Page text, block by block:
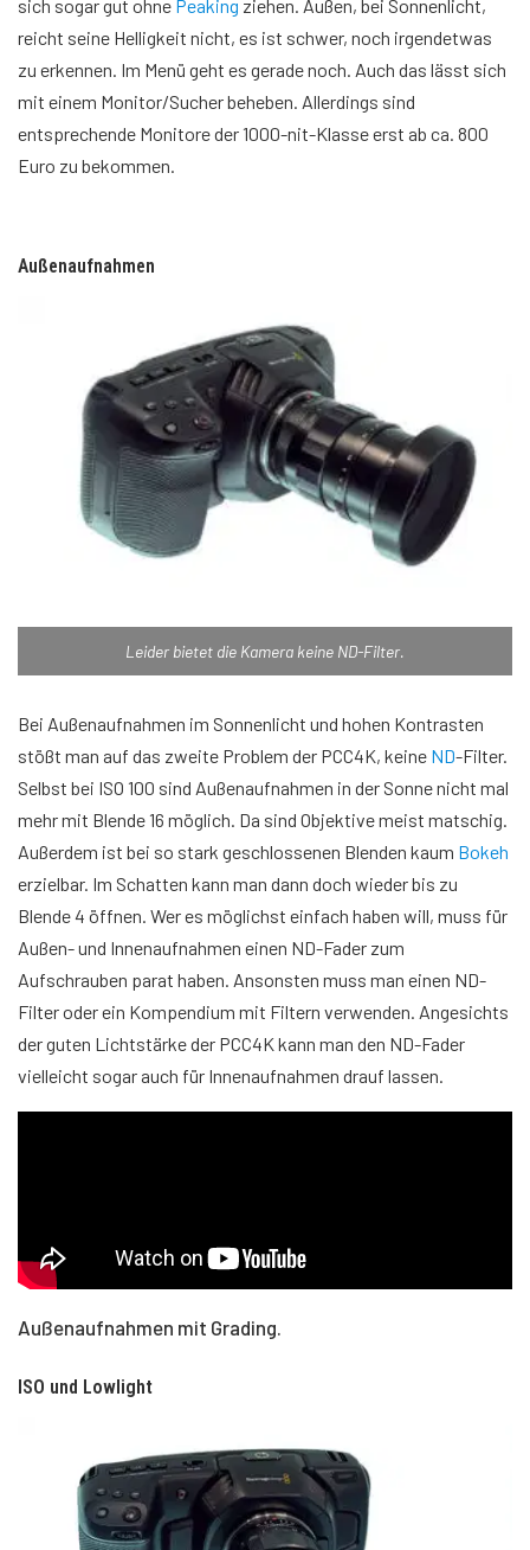
sich sogar gut ohne Peaking ziehen. Außen, bei Sonnenlicht,
reicht seine Helligkeit nicht, es ist schwer, noch irgendetwas
zu erkennen. Im Menü geht es gerade noch. Auch das lässt sich
mit einem Monitor/Sucher beheben. Allerdings sind
entsprechende Monitore der 1000-nit-Klasse erst ab ca. 800
Euro zu bekommen.
Außenaufnahmen
Leider bietet die Kamera keine ND-Filter.
Bei Außenaufnahmen im Sonnenlicht und hohen Kontrasten
stößt man auf das zweite Problem der PCC4K, keine ND-Filter.
Selbst bei ISO 100 sind Außenaufnahmen in der Sonne nicht mal
mehr mit Blende 16 möglich. Da sind Objektive meist matschig.
Außerdem ist bei so stark geschlossenen Blenden kaum Bokeh
erzielbar. Im Schatten kann man dann doch wieder bis zu
Blende 4 öffnen. Wer es möglichst einfach haben will, muss für
Außen- und Innenaufnahmen einen ND-Fader zum
Aufschrauben parat haben. Ansonsten muss man einen ND-
Filter oder ein Kompendium mit Filtern verwenden. Angesichts
der guten Lichtstärke der PCC4K kann man den ND-Fader
vielleicht sogar auch für Innenaufnahmen drauf lassen.
Außenaufnahmen mit Grading.
ISO und Lowlight